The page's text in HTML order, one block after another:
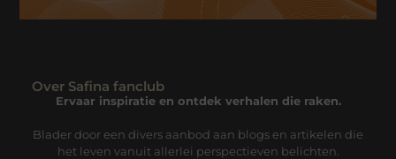
Over Safina fanclub
Ervaar inspiratie en ontdek verhalen die raken.
Blader door een divers aanbod aan blogs en artikelen die
het leven vanuit allerlei perspectieven belichten.